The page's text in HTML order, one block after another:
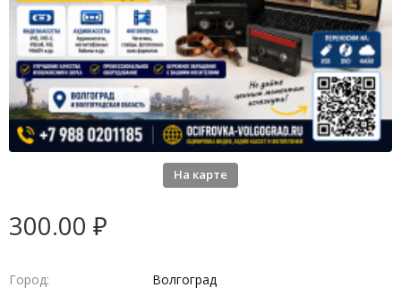
На карте
300.00 ₽
Город
Волгоград